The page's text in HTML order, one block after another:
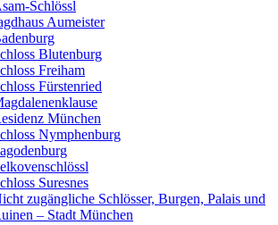
Schlössl
Aumeister
Blutenburg
Freiham
Fürstenried
München
Nymphenburg
Suresnes
zugängliche Schlösser, Burgen, Palais und
– Stadt München